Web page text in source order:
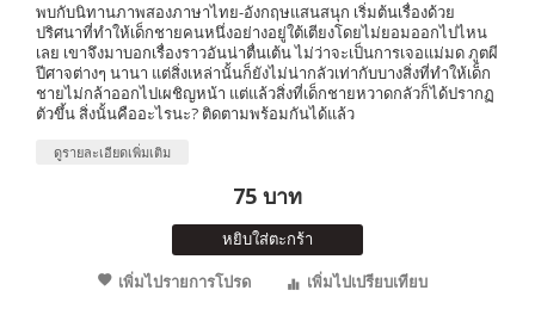
พบกับนิทานภาพสองภาษาไทย-อังกฤษแสนสนุก เริ่มต้นเรื่องด้วย
ปริศนาที่ทำให้เด็กชายคนหนึ่งอย่างอยู่ใต้เตียงโดยไม่ยอมออกไปไหน
เลย เขาจึงมาบอกเรื่องราวอันน่าตื่นเต้น ไม่ว่าจะเป็นการเจอแม่มด ภูตผี
ปีศาจต่างๆ นานา แต่สิ่งเหล่านั้นก็ยังไม่น่ากลัวเท่ากับบางสิ่งที่ทำให้เด็ก
ชายไม่กล้าออกไปเผชิญหน้า แต่แล้วสิ่งที่เด็กชายหวาดกลัวก็ได้ปรากฏ
ตัวขึ้น สิ่งนั้นคืออะไรนะ? ติดตามพร้อมกันได้แล้ว
ดูรายละเอียดเพิ่มเติม
75 บาท
หยิบใส่ตะกร้า
เพิ่มไปรายการโปรด
เพิ่มไปเปรียบเทียบ